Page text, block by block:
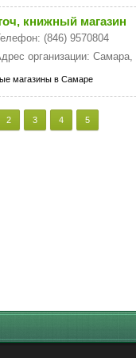
книжный магазин
(846) 9570804
организации:
магазины в Самаре
2 3 4 5